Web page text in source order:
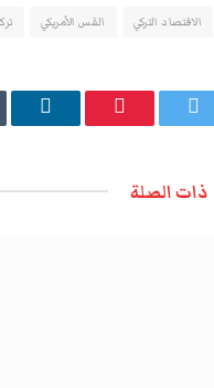
الاقتصاد التركي القس الأمريكي
تويتر بينتيريست
ذات الصلة